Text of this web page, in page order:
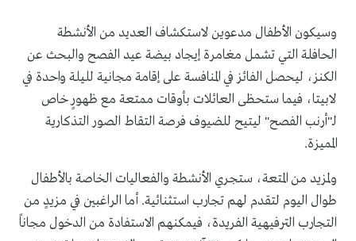
وسيكون الأطفال مدعوين لاستكشاف العديد من الأنشطة
الحافلة التي تشمل مغامرة إيجاد بيضة عيد الفصح والبحث عن
الكنز، ليحصل الفائز في المنافسة على إقامة مجانية لليلة واحدة في
لابيتا، فيما ستحظى العائلات بأوقات ممتعة مع ظهورٍ خاص
لـ"أرنب الفصح" ليتيح للضيوف فرصة التقاط الصور التذكارية
المميزة.
ولمزيد من المتعة، ستجري الأنشطة والفعاليات الخاصة بالأطفال
طوال اليوم لتقدم لهم تجارب استثنائية. أما الراغبين في مزيدٍ من
التجارب الترفيهية الفريدة، فيمكنهم الاستفادة من الدخول مجاناً